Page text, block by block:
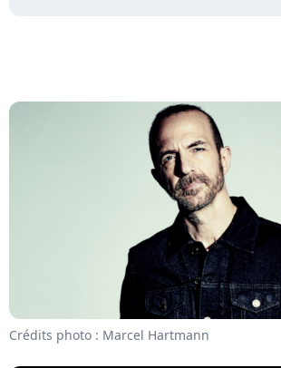
Crédits photo : Marcel Hartmann